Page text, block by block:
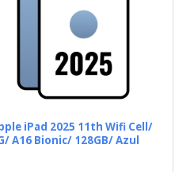
iPad 2025 11th Wifi Cell/
A16 Bionic/ 128GB/ Azul